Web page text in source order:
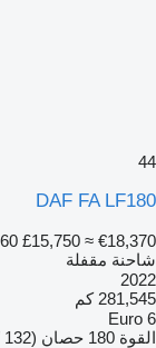
44
DAF FA LF180
£15,750 ≈ €18,370
شاحنة مقفلة
2022
281,545 كم
Euro 6
القوة 180 حصان (132 kW)